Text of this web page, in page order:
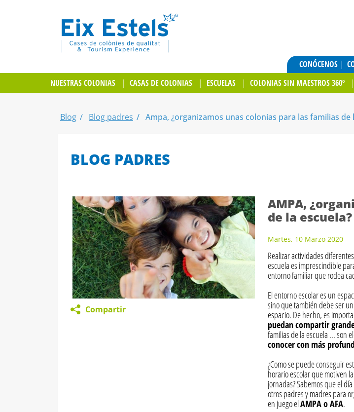
CONÓCENOS
NUESTRAS COLONIAS
CASAS DE COLONIAS ESCUELAS COLONIAS SIN MAESTROS 360º
Blog Blog padres Ampa, ¿organizamos unas colonias para las familias de
BLOG PADRES
Compartir
AMPA,
de la escuela?
Martes, 10 Marzo 2020
Realizar actividades
escuela es imprescindible
entorno familiar que rodea
El entorno escolar es un
sino que también debe ser
espacio. De hecho, es
puedan compartir
familias de la escuela ... son
conocer con más
¿Como se puede conseguir
horario escolar que motiven
jornadas? Sabemos que el
otros padres y madres para
en juego elAMPA o AFA.